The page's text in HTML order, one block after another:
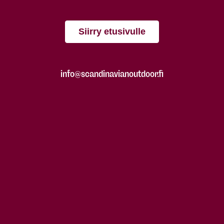
Siirry etusivulle
info@scandinavianoutdoor.fi